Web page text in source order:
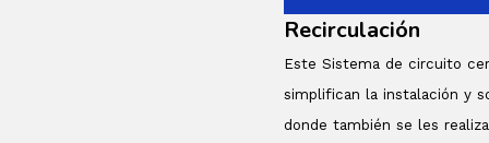
Recirculación
Este Sistema de circuito
simplifican la instalación y
donde también se les